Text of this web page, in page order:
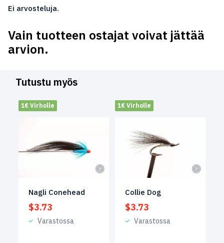
Ei arvosteluja.
Vain tuotteen ostajat voivat jättää
arvion.
Tutustu myös
1€ Virholle
Nagli Conehead
$3.73
Varastossa
1€ Virholle
Collie Dog
$3.73
Varastossa